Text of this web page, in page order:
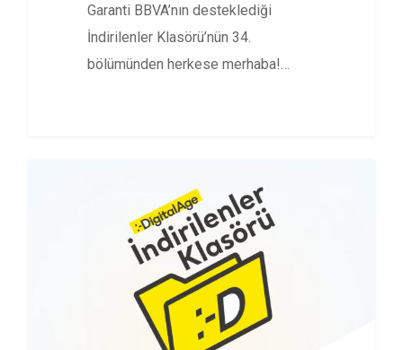
Garanti BBVA’nın desteklediği
İndirilenler Klasörü’nün 34.
bölümünden herkese merhaba!